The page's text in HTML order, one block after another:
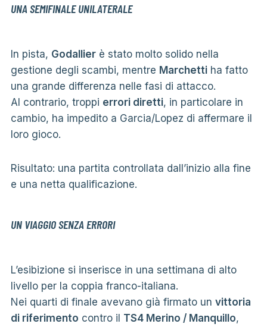
UNA SEMIFINALE UNILATERALE
In pista, Godallierè stato molto solido nella
gestione degli scambi, mentre Marchettiha fatto
una grande differenza nelle fasi di attacco.
Al contrario, troppi errori diretti, in particolare in
cambio, ha impedito a Garcia/Lopez di affermare il
loro gioco.
Risultato: una partita controllata dall’inizio alla fine
e una netta qualificazione.
UN VIAGGIO SENZA ERRORI
L’esibizione si inserisce in una settimana di alto
livello per la coppia franco-italiana.
Nei quarti di finale avevano già firmato un vittoria
di riferimento contro il TS4 Merino / Manquillo,